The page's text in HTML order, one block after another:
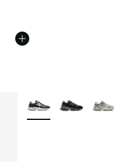
Plus de couleurs